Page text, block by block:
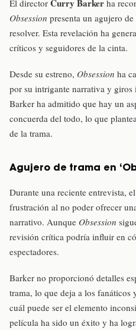
El director Curry Barker ha
Obsession presenta un agujero
resolver. Esta revelación ha
críticos y seguidores de la cinta.
Desde su estreno, Obsession ha
por su intrigante narrativa y giros
Barker ha admitido que hay un
concuerda del todo, lo que
de la trama.
Agujero de trama en
Durante una reciente entrevista,
frustración al no poder ofrecer
narrativo. Aunque Obsession
revisión crítica podría influir en
espectadores.
Barker no proporcionó detalles
trama, lo que deja a los fanáticos
cuál puede ser el elemento
película ha sido un éxito y ha